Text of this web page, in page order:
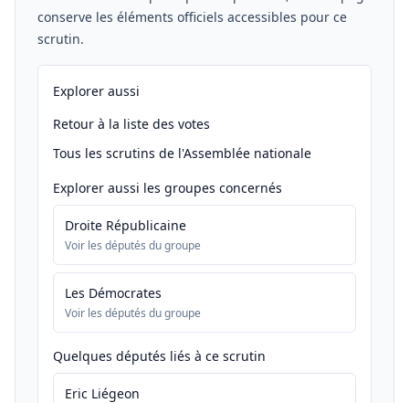
conserve les éléments officiels accessibles pour ce
scrutin.
Explorer aussi
Retour à la liste des votes
Tous les scrutins de l'Assemblée nationale
Explorer aussi les groupes concernés
Droite Républicaine
Voir les députés du groupe
Les Démocrates
Voir les députés du groupe
Quelques députés liés à ce scrutin
Eric Liégeon